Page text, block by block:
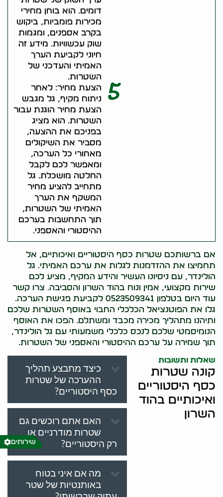
דומים. הוא בוחן מחירי
מכירות פומביות, ביקוש
בקרב אספנים, ומגמות
שוק עכשוויות. מידע זה
חיוני לקביעת הערך
האמיתי והעדכני של
השטרות.
5
הצעת מחיר: לאחר
ניתוח מקיף, גל מגבש
הצעת מחיר הוגנת עבור
השטרות. הוא מציג
בפניכם את ההצעה,
מסביר את השיקולים
מאחורי כל הערכה,
ומאפשר לכם לקבל
החלטה מושכלת. גל
מתחייב להציע מחיר
המשקף את הערך
האמיתי של השטרות,
תוך התחשבות בערכם
ההיסטורי והאספני.
אם ברשותכם שטרות כסף היסטוריים ואיכותיים, אל
תחמיצו את ההזדמנות לגלות את ערכם האמיתי. גל
הולינדר, עם ניסיונו העשיר והידע המקיף, מציע לכם
שירות מקצועי, אמין ונוח בהוד השרון והסביבה. צרו קשר
עוד היום בטלפון 0523509341 לקביעת פגישת הערכה.
גלו את הפוטנציאל הכלכלי החבוי באוסף השטרות שלכם
ותיהנו מתהליך מכירה מכבד ומשתלם. הפכו את האוסף
הנומיסמטי שלכם לנכס כלכלי משמעותי עם גל הולינדר,
תוך שמירה על ערכם ההיסטורי והאספני של השטרות.
שאלות ותשובות
קונה שטרות
כסף היסטוריים
ואיכותיים בהוד
השרון
כיצד מתבצע תהליך
ההערכה של שטרות
כסף היסטוריים?
האם אתם רוכשים גם
שטרות מודרניים או
רק היסטוריים?
מה אם איני בטוח
באותנטיות של שטר
שירותים